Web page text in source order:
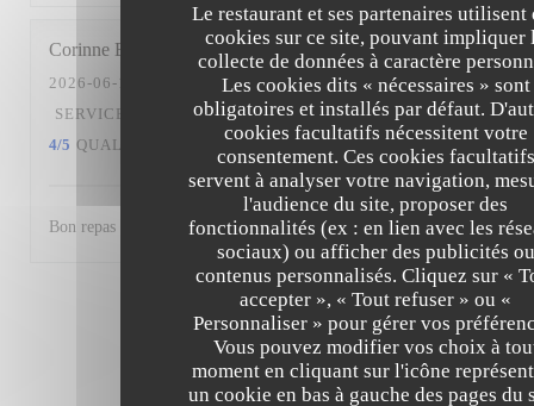
Le restaurant et ses partenaires utilisent
cookies sur ce site, pouvant impliquer
collecte de données à caractère
Les cookies dits « nécessaires » sont
obligatoires et installés par défaut.
cookies facultatifs nécessitent votre
consentement. Ces cookies facultatifs
servent à analyser votre navigation,
l'audience du site, proposer des
fonctionnalités (ex : en lien avec les
sociaux) ou afficher des publicités ou
contenus personnalisés. Cliquez sur «
accepter », « Tout refuser » ou «
Personnaliser » pour gérer vos
Vous pouvez modifier vos choix à
moment en cliquant sur l'icône
un cookie en bas à gauche des pages du
Corinne B
2026-06-10
- 12:30 - COUVERTS 2
SERVICE
AMBIANCE: 4/5 CUISINE:
4/5 QUALITÉ / PRIX 5/5
Bon repas un midi.Service efficace agréable et attentionné.
2 3